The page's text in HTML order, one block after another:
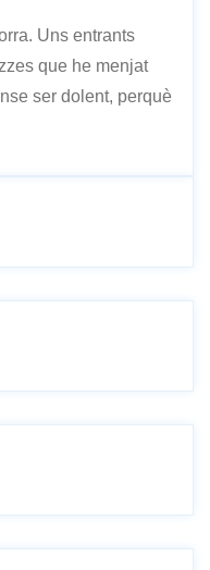
Uns entrants
que he menjat
ser dolent, perquè